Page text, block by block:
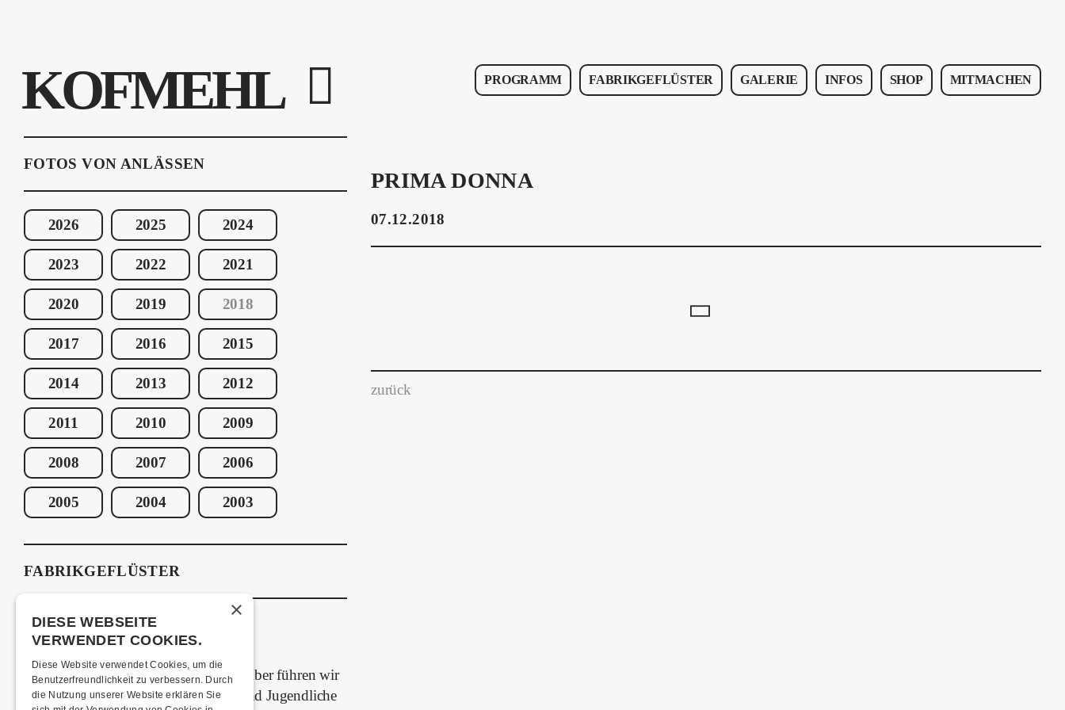
KOFMEHL PROGRAMM FABRIKGEFLÜSTER GALERIE INFOS SHOP MITMACHEN
PRIMA DONNA
07.12.2018
zurück
FOTOS VON ANLÄSSEN
2026 2025 2024
2023 2022 2021
2020 2019 2018
2017 2016 2015
2014 2013 2012
2011 2010 2009
2008 2007 2006
2005 2004 2003
FABRIKGEFLÜSTER
Spray dein eigenes Graffiti! Im September führen wir
zwei Graffiti-Workshops für Kinder und Jugendliche
×
DIESE WEBSEITE
VERWENDET COOKIES.
Diese Website verwendet Cookies, um die
Benutzerfreundlichkeit zu verbessern. Durch
die Nutzung unserer Website erklären Sie